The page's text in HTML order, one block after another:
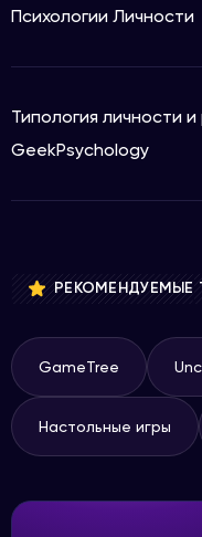
Психологии Личности
Типология личности
GeekPsychology
РЕКОМЕНДУЕМЫЕ
GameTree
Настольные игры